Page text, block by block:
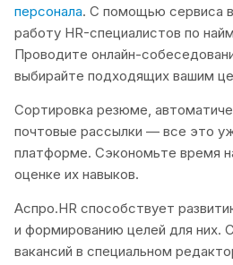
персонала. С помощью сервиса
работу HR-специалистов по
Проводите онлайн-
выбирайте подходящих вашим
Сортировка резюме,
почтовые рассылки — все это
платформе. Сэкономьте время
оценке их навыков.
Аспро.HR способствует
и формированию целей для них.
вакансий в специальном